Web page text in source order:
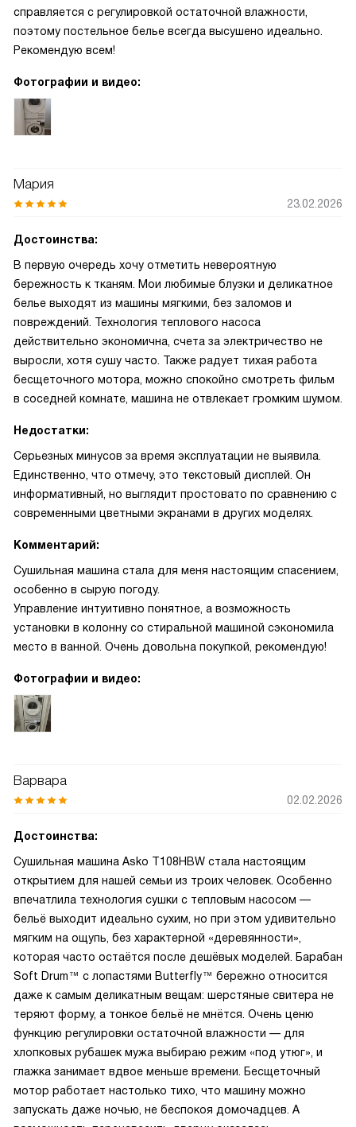
справляется с регулировкой остаточной влажности,
поэтому постельное белье всегда высушено идеально.
Рекомендую всем!
Фотографии и видео:
Мария
23.02.2026
Достоинства:
В первую очередь хочу отметить невероятную
бережность к тканям. Мои любимые блузки и деликатное
белье выходят из машины мягкими, без заломов и
повреждений. Технология теплового насоса
действительно экономична, счета за электричество не
выросли, хотя сушу часто. Также радует тихая работа
бесщеточного мотора, можно спокойно смотреть фильм
в соседней комнате, машина не отвлекает громким шумом.
Недостатки:
Серьезных минусов за время эксплуатации не выявила.
Единственно, что отмечу, это текстовый дисплей. Он
информативный, но выглядит простовато по сравнению с
современными цветными экранами в других моделях.
Комментарий:
Сушильная машина стала для меня настоящим спасением,
особенно в сырую погоду.
Управление интуитивно понятное, а возможность
установки в колонну со стиральной машиной сэкономила
место в ванной. Очень довольна покупкой, рекомендую!
Фотографии и видео:
Варвара
02.02.2026
Достоинства:
Сушильная машина Asko T108HBW стала настоящим
открытием для нашей семьи из троих человек. Особенно
впечатлила технология сушки с тепловым насосом —
бельё выходит идеально сухим, но при этом удивительно
мягким на ощупь, без характерной «деревянности»,
которая часто остаётся после дешёвых моделей. Барабан
Soft Drum™ с лопастями Butterfly™ бережно относится
даже к самым деликатным вещам: шерстяные свитера не
теряют форму, а тонкое бельё не мнётся. Очень ценю
функцию регулировки остаточной влажности — для
хлопковых рубашек мужа выбираю режим «под утюг», и
глажка занимает вдвое меньше времени. Бесщеточный
мотор работает настолько тихо, что машину можно
запускать даже ночью, не беспокоя домочадцев. А